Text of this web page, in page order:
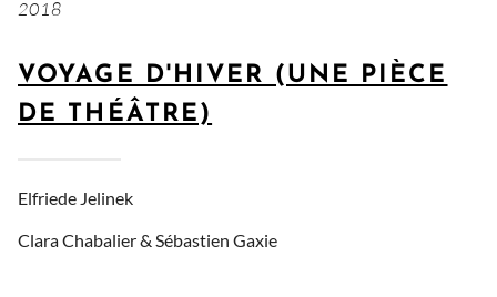
2018
VOYAGE D'HIVER (UNE PIÈCE
DE THÉÂTRE)
Elfriede Jelinek
Clara Chabalier & Sébastien Gaxie